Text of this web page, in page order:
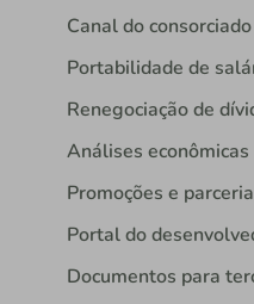
Canal do consorciado
Portabilidade de
Renegociação de
Análises econômicas
Promoções e
Portal do
Documentos para